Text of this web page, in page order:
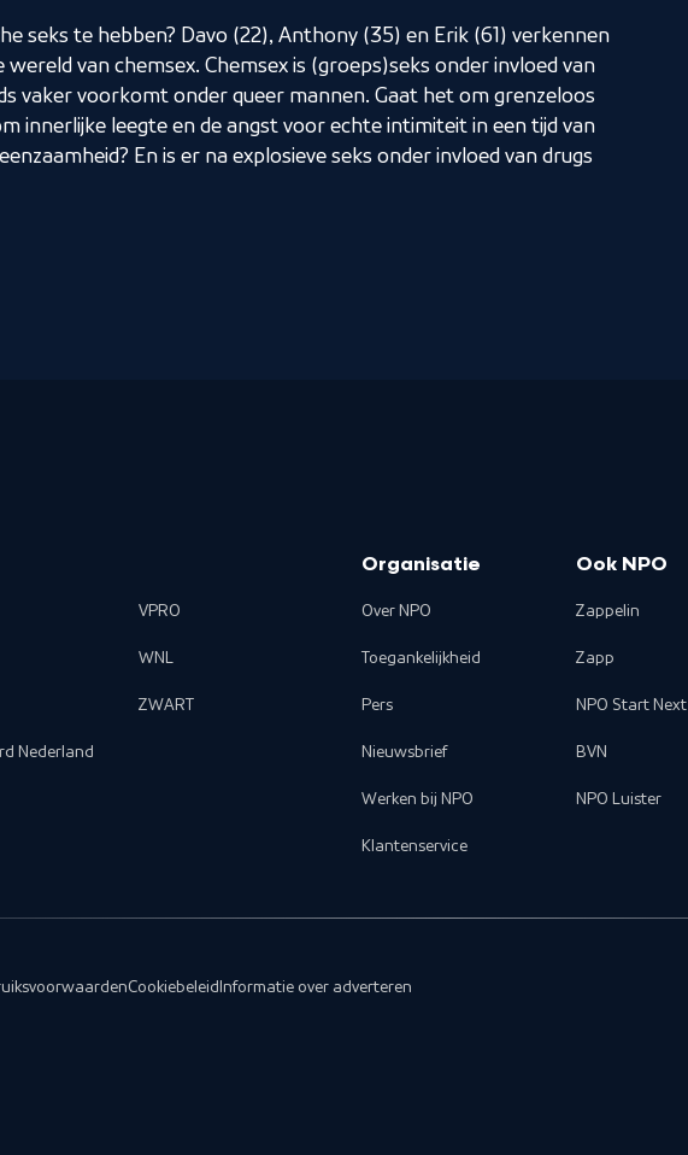
seks te hebben? Davo (22), Anthony (35) en Erik (61) verkennen
van chemsex. Chemsex is (groeps)seks onder invloed van
vaker voorkomt onder queer mannen. Gaat het om grenzeloos
innerlijke leegte en de angst voor echte intimiteit in een tijd van
En is er na explosieve seks onder invloed van drugs
Nederland
VPRO
WNL
ZWART
Organisatie
Over NPO
Toegankelijkheid
Pers
Nieuwsbrief
Werken bij NPO
Klantenservice
Ook NPO
Zappelin
Zapp
NPO Start Next
BVN
NPO Luister
Cookiebeleid Informatie over adverteren